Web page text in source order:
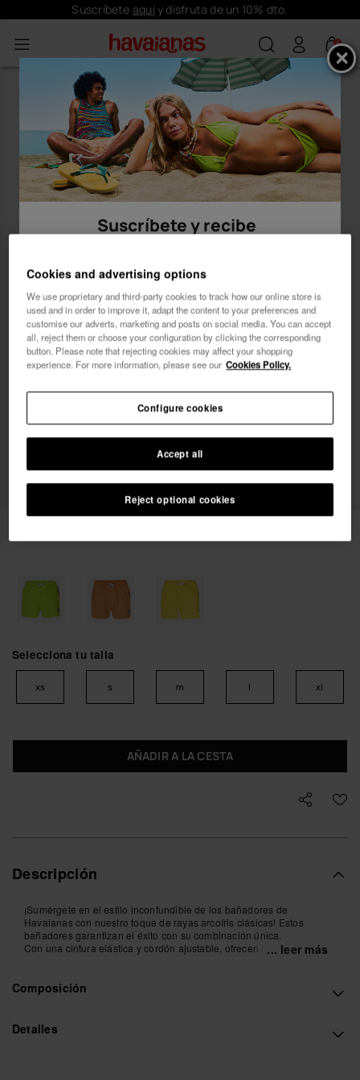
Suscríbete aquíy disfruta de un 10% dto.
0
Selecciona tu talla
xs s m l xl
AÑADIR A LA CESTA
Descripción
¡Sumérgete en el estilo inconfundible de los bañadores de
Havaianas con nuestro toque de rayas arcoíris clásicas! Estos
bañadores garantizan el éxito con su combinación única.
Con una cintura elástica y cordón ajustable, ofrecen comodidad y
añaden practicidad sin perder estilo.
Destacando el icónico detalle del parche de goma de Havaianas,
bolsillo delantero izquierdo, añadiendo un toque de frescura y
vitalidad a tu look de playa.
... leer más
Composición
Detalles
Suscríbete y recibe
Mujer Hombre
cualquier medio. He leído y acepto la
Privacidad.
quiero un 10% dto.
Cookies and advertising options
We use proprietary and third-party cookies to track how our online store is
used and in order to improve it, adapt the content to your preferences and
customise our adverts, marketing and posts on social media. You can accept
all, reject them or choose your configuration by clicking the corresponding
button. Please note that rejecting cookies may affect your shopping
experience. For more information, please see our Cookies Policy.
Reject optional cookies
Accept all
Configure cookies